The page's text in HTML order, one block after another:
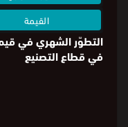
القيمة
التطوّر الشهري في
في قطاع التصنيع